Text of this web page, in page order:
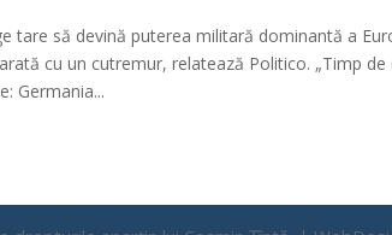
tare să devină puterea militară dominantă a
cu un cutremur, relatează Politico. „Timp
Germania...